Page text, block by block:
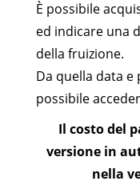
È possibile
ed indicare una
della fruizione.
Da quella data
possibile
Il costo del
versione in
nella